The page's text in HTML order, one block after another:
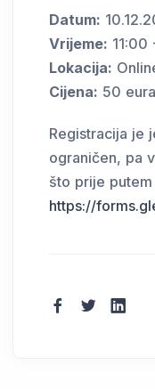
Datum:
Vrijeme: 11:00
Lokacija:
Cijena: 50
Registracija je
ograničen, pa
što prije putem
https://